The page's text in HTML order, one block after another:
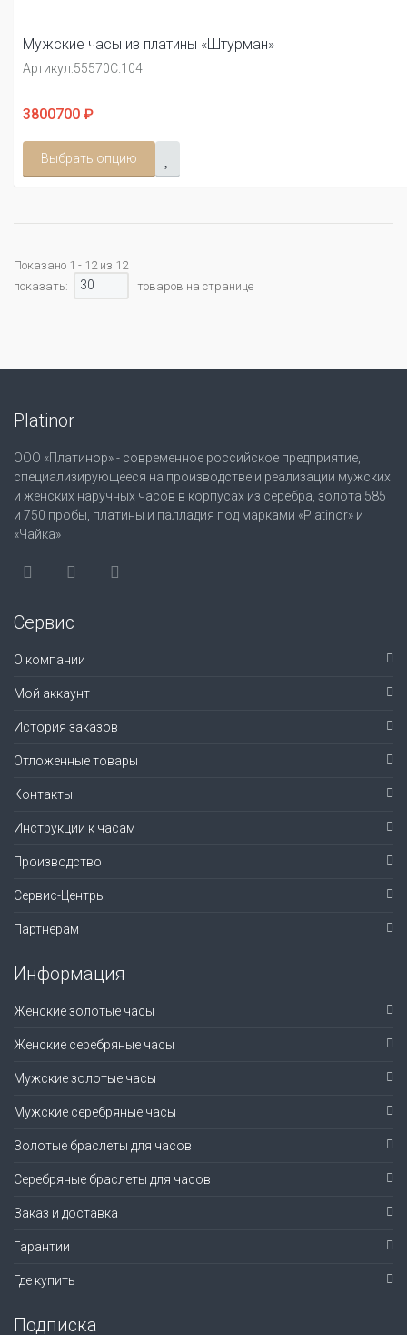
Мужские часы из платины «Штурман»
Артикул:55570С.104
3800700 ₽
Выбрать опцию
Показано 1 - 12 из 12
показать:
30 товаров на странице
Platinor
ООО «Платинор» - современное российское предприятие,
специализирующееся на производстве и реализации мужских
и женских наручных часов в корпусах из серебра, золота 585
и 750 пробы, платины и палладия под марками «Platinor» и
«Чайка»
Сервис
О компании
Мой аккаунт
История заказов
Отложенные товары
Контакты
Инструкции к часам
Производство
Сервис-Центры
Партнерам
Информация
Женские золотые часы
Женские серебряные часы
Мужские золотые часы
Мужские серебряные часы
Золотые браслеты для часов
Серебряные браслеты для часов
Заказ и доставка
Гарантии
Где купить
Подписка